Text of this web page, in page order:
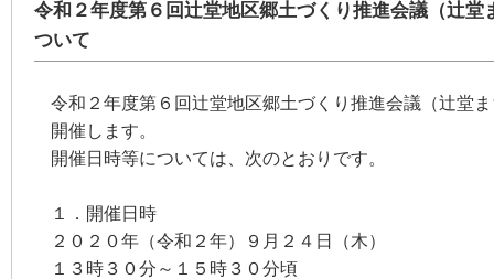
令和２年度第６回辻堂地区郷土づくり推進会議（辻堂
ついて
令和２年度第６回辻堂地区郷土づくり推進会議（辻堂
開催します。
開催日時等については、次のとおりです。
１．開催日時
２０２０年（令和２年）９月２４日（木）
１３時３０分～１５時３０分頃